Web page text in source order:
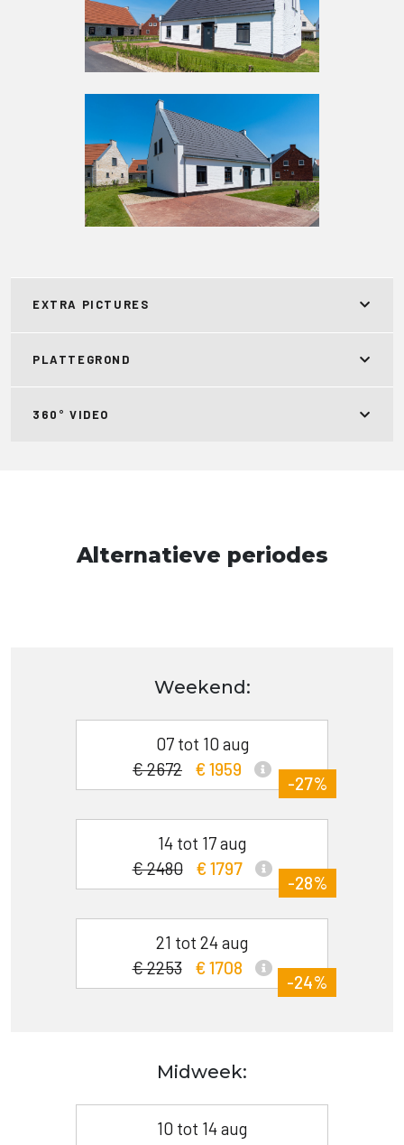
EXTRA PICTURES
PLATTEGROND
360° VIDEO
Alternatieve periodes
Weekend:
07 tot 10 aug
€ 2672
€ 1959
-27%
14 tot 17 aug
€ 2480
€ 1797
-28%
21 tot 24 aug
€ 2253
€ 1708
-24%
Midweek:
10 tot 14 aug